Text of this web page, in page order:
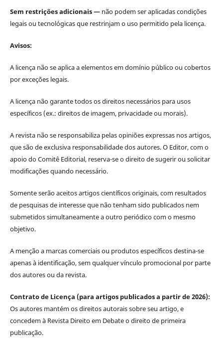
Sem restrições adicionais — não podem ser aplicadas condições
legais ou tecnológicas que restrinjam o uso permitido pela licença.
Avisos:
A licença não se aplica a elementos em domínio público ou cobertos
por exceções legais.
A licença não garante todos os direitos necessários para usos
específicos (ex.: direitos de imagem, privacidade ou morais).
A revista não se responsabiliza pelas opiniões expressas nos artigos,
que são de exclusiva responsabilidade dos autores. O Editor, com o
apoio do Comitê Editorial, reserva-se o direito de sugerir ou solicitar
modificações quando necessário.
Somente serão aceitos artigos científicos originais, com resultados
de pesquisas de interesse que não tenham sido publicados nem
submetidos simultaneamente a outro periódico com o mesmo
objetivo.
A menção a marcas comerciais ou produtos específicos destina-se
apenas à identificação, sem qualquer vínculo promocional por parte
dos autores ou da revista.
Contrato de Licença (para artigos publicados a partir de 2026):
Os autores mantém os direitos autorais sobre seu artigo, e
concedem à Revista Direito em Debate o direito de primeira
publicação.